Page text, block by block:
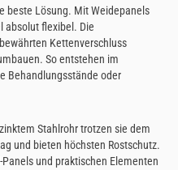
beste Lösung. Mit Weidepanels
absolut flexibel. Die
Kettenverschluss
So entstehen im
Behandlungsstände oder
Stahlrohr trotzen sie dem
und bieten höchsten Rostschutz.
und praktischen Elementen